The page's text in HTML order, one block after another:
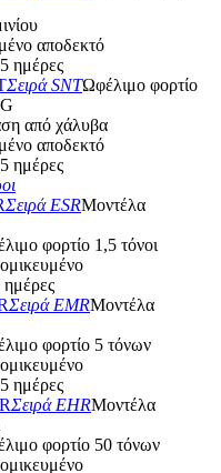
αποδεκτό
ημέρες
Σειρά SNTΩφέλιμο φορτίο
από χάλυβα
αποδεκτό
ημέρες
Σειρά ESRΜοντέλα
φορτίο 1,5 τόνοι
Σειρά EMRΜοντέλα
φορτίο 5 τόνων
ημέρες
Σειρά EHRΜοντέλα
φορτίο 50 τόνων